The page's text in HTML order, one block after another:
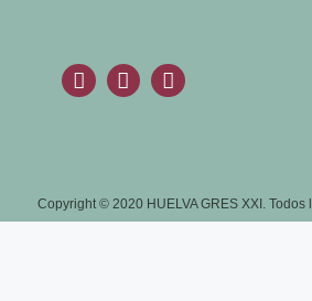
Copyright © 2020 HUELVA GRES XXI.